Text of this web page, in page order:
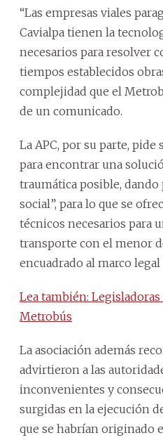
“Las empresas viales
Cavialpa tienen la
necesarios para resolver
tiempos establecidos
complejidad que el
de un comunicado.
La APC, por su parte,
para encontrar una
traumática posible,
social”, para lo que se
técnicos necesarios para
transporte con el menor
encuadrado al marco
Lea también:
Metrobús
La asociación además
advirtieron a las
inconvenientes y
surgidas en la ejecución
que se habrían originado